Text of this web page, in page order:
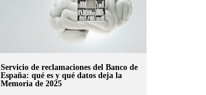
Servicio de reclamaciones del Banco de
España: qué es y qué datos deja la
Memoria de 2025